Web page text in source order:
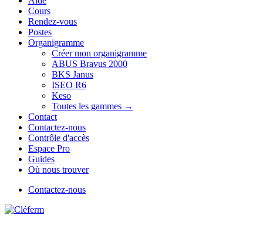
Cours
Rendez-vous
Postes
Organigramme
Créer mon organigramme
ABUS Bravus 2000
BKS Janus
ISEO R6
Keso
Toutes les gammes →
Contact
Contactez-nous
Contrôle d'accès
Espace Pro
Guides
Où nous trouver
Contactez-nous